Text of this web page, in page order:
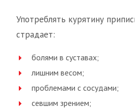
Употреблять курятину
страдает:
болями в суставах;
лишним весом;
проблемами с сосудами;
севшим зрением;